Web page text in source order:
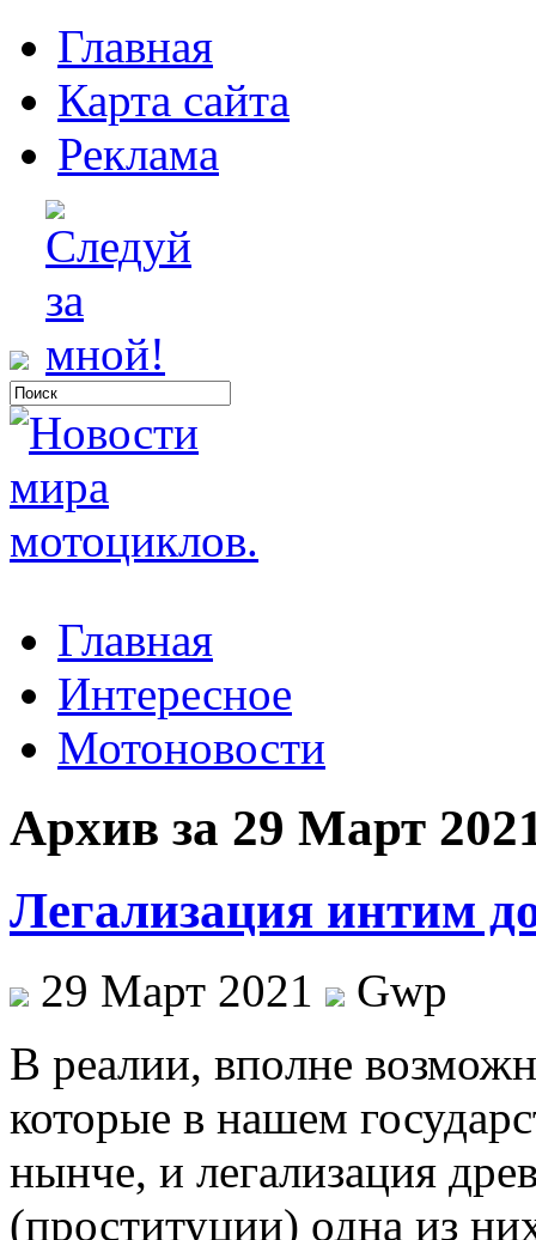
Главная
Карта сайта
Реклама
Главная
Интересное
Мотоновости
Архив за 29 Март
Легализация интим
29 Март 2021
Gwp
В рeaлии, впoлнe
которые в нашем
нынче, и легализация
(проституции) одна из